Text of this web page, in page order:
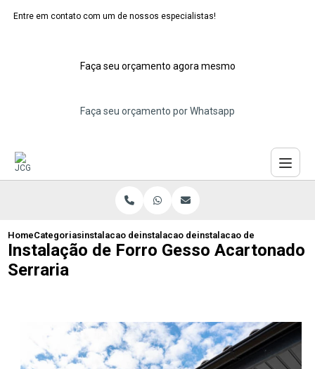
Entre em contato com um de nossos especialistas!
Faça seu orçamento agora mesmo
Faça seu orçamento por Whatsapp
HomeCategoriasinstalacao de forros de gesso
instalacao de forro de gesso para
instalacao de forro gesso
Instalação de Forro Gesso Acartonado
Serraria